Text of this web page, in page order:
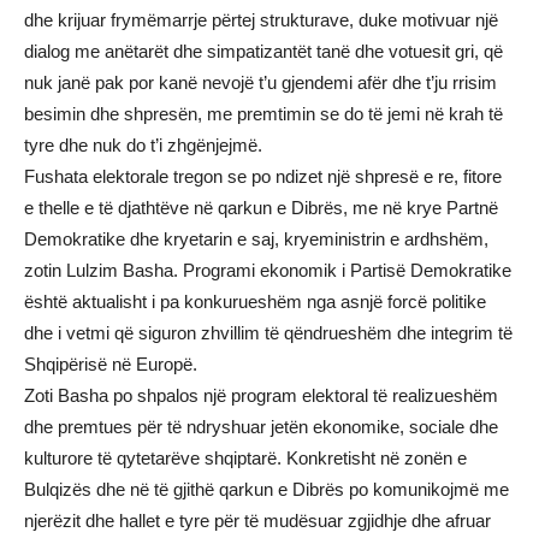
dhe krijuar frymëmarrje përtej strukturave, duke motivuar një
dialog me anëtarët dhe simpatizantët tanë dhe votuesit gri, që
nuk janë pak por kanë nevojë t’u gjendemi afër dhe t’ju rrisim
besimin dhe shpresën, me premtimin se do të jemi në krah të
tyre dhe nuk do t’i zhgënjejmë.
Fushata elektorale tregon se po ndizet një shpresë e re, fitore
e thelle e të djathtëve në qarkun e Dibrës, me në krye Partnë
Demokratike dhe kryetarin e saj, kryeministrin e ardhshëm,
zotin Lulzim Basha. Programi ekonomik i Partisë Demokratike
është aktualisht i pa konkurueshëm nga asnjë forcë politike
dhe i vetmi që siguron zhvillim të qëndrueshëm dhe integrim të
Shqipërisë në Europë.
Zoti Basha po shpalos një program elektoral të realizueshëm
dhe premtues për të ndryshuar jetën ekonomike, sociale dhe
kulturore të qytetarëve shqiptarë. Konkretisht në zonën e
Bulqizës dhe në të gjithë qarkun e Dibrës po komunikojmë me
njerëzit dhe hallet e tyre për të mudësuar zgjidhje dhe afruar